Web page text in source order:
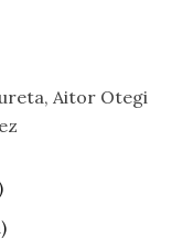
Aitor Otegi